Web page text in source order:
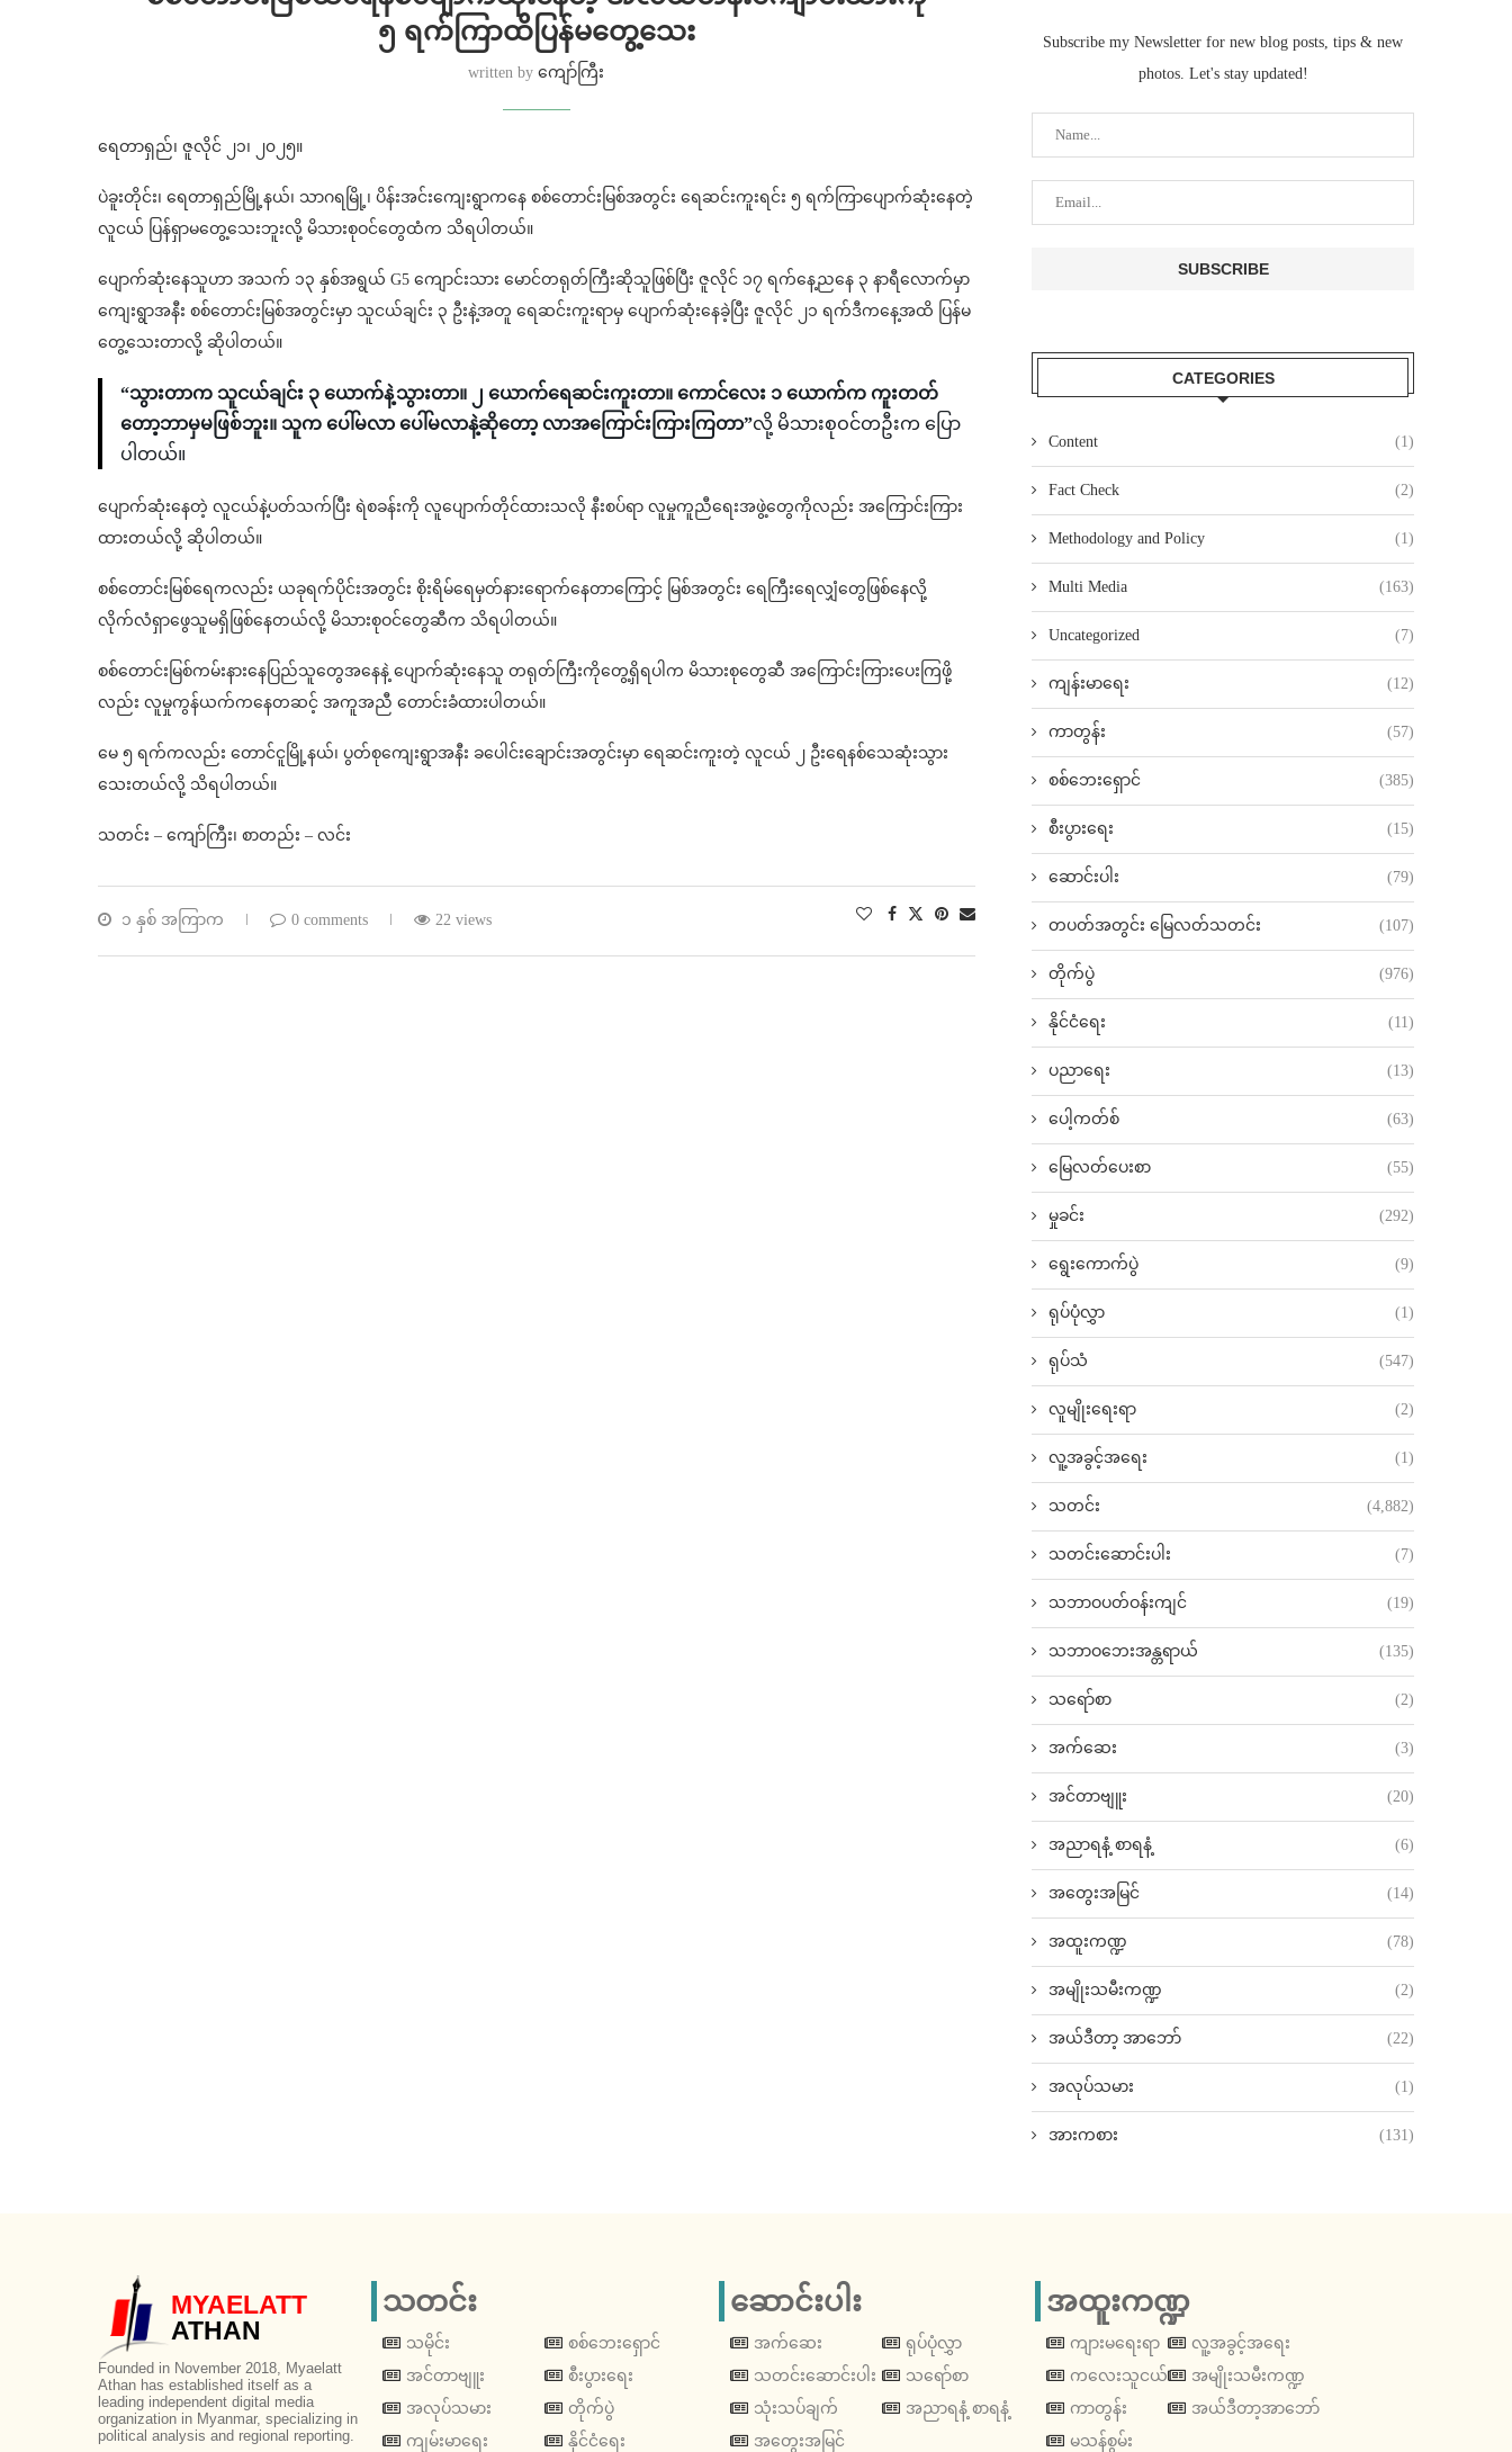
၅ ရက်ကြာထိပြန်မတွေ့သေး
written byကျော်ကြီး
ရေတာရှည်၊ ဇူလိုင် ၂၁၊ ၂၀၂၅။
ပဲခူးတိုင်း၊ ရေတာရှည်မြို့နယ်၊ သာဂရမြို့၊ ပိန်းအင်းကျေးရွာကနေ စစ်တောင်းမြစ်အတွင်း ရေဆင်းကူးရင်း ၅ ရက်ကြာပျောက်ဆုံးနေတဲ့
လူငယ် ပြန်ရှာမတွေ့သေးဘူးလို့ မိသားစုဝင်တွေထံက သိရပါတယ်။
ပျောက်ဆုံးနေသူဟာ အသက် ၁၃ နှစ်အရွယ် G5 ကျောင်းသား မောင်တရုတ်ကြီးဆိုသူဖြစ်ပြီး ဇူလိုင် ၁၇ ရက်နေ့ညနေ ၃ နာရီလောက်မှာ
ကျေးရွာအနီး စစ်တောင်းမြစ်အတွင်းမှာ သူငယ်ချင်း ၃ ဦးနဲ့အတူ ရေဆင်းကူးရာမှ ပျောက်ဆုံးနေခဲ့ပြီး ဇူလိုင် ၂၁ ရက်ဒီကနေ့အထိ ပြန်မ
တွေ့သေးတာလို့ ဆိုပါတယ်။
“သွားတာက သူငယ်ချင်း ၃ ယောက်နဲ့သွားတာ။ ၂ ယောက်ရေဆင်းကူးတာ။ ကောင်လေး ၁ ယောက်က ကူးတတ်
တော့ဘာမှမဖြစ်ဘူး။ သူက ပေါ်မလာ ပေါ်မလာနဲ့ဆိုတော့ လာအကြောင်းကြားကြတာ”လို့ မိသားစုဝင်တဦးက ပြော
ပါတယ်။
ပျောက်ဆုံးနေတဲ့ လူငယ်နဲ့ပတ်သက်ပြီး ရဲစခန်းကို လူပျောက်တိုင်ထားသလို နီးစပ်ရာ လူမှုကူညီရေးအဖွဲ့တွေကိုလည်း အကြောင်းကြား
ထားတယ်လို့ ဆိုပါတယ်။
စစ်တောင်းမြစ်ရေကလည်း ယခုရက်ပိုင်းအတွင်း စိုးရိမ်ရေမှတ်နားရောက်နေတာကြောင့် မြစ်အတွင်း ရေကြီးရေလျှံတွေဖြစ်နေလို့
လိုက်လံရှာဖွေသူမရှိဖြစ်နေတယ်လို့ မိသားစုဝင်တွေဆီက သိရပါတယ်။
စစ်တောင်းမြစ်ကမ်းနားနေပြည်သူတွေအနေနဲ့ ပျောက်ဆုံးနေသူ တရုတ်ကြီးကိုတွေ့ရှိရပါက မိသားစုတွေဆီ အကြောင်းကြားပေးကြဖို့
လည်း လူမှုကွန်ယက်ကနေတဆင့် အကူအညီ တောင်းခံထားပါတယ်။
မေ ၅ ရက်ကလည်း တောင်ငူမြို့နယ်၊ ပွတ်စုကျေးရွာအနီး ခပေါင်းချောင်းအတွင်းမှာ ရေဆင်းကူးတဲ့ လူငယ် ၂ ဦးရေနစ်သေဆုံးသွား
သေးတယ်လို့ သိရပါတယ်။
သတင်း – ကျော်ကြီး၊ စာတည်း – လင်း
၁ နှစ် အကြာက 0 comments 22 views
Subscribe my Newsletter for new blog posts, tips & new
photos. Let's stay updated!
CATEGORIES
Content (1)
Fact Check (2)
Methodology and Policy (1)
Multi Media (163)
Uncategorized (7)
ကျန်းမာရေး (12)
ကာတွန်း (57)
စစ်ဘေးရှောင် (385)
စီးပွားရေး (15)
ဆောင်းပါး (79)
တပတ်အတွင်း မြေလတ်သတင်း (107)
တိုက်ပွဲ (976)
နိုင်ငံရေး (11)
ပညာရေး (13)
ပေါ့ကတ်စ် (63)
မြေလတ်ပေးစာ (55)
မှုခင်း (292)
ရွေးကောက်ပွဲ (9)
ရုပ်ပုံလွှာ (1)
ရုပ်သံ (547)
လူမျိုးရေးရာ (2)
လူ့အခွင့်အရေး (1)
သတင်း (4,882)
သတင်းဆောင်းပါး (7)
သဘာဝပတ်ဝန်းကျင် (19)
သဘာဝဘေးအန္တရာယ် (135)
သရော်စာ (2)
အက်ဆေး (3)
အင်တာဗျူး (20)
အညာရနံ့ စာရနံ့ (6)
အတွေးအမြင် (14)
အထူးကဏ္ဍ (78)
အမျိုးသမီးကဏ္ဍ (2)
အယ်ဒီတာ့ အာဘော် (22)
အလုပ်သမား (1)
အားကစား (131)
MYAELATT
ATHAN
Founded in November 2018, Myaelatt
Athan has established itself as a
leading independent digital media
organization in Myanmar, specializing in
political analysis and regional reporting.
သတင်း
သမိုင်း
အင်တာဗျူး
အလုပ်သမား
ကျမ်းမာရေး
စစ်ဘေးရှောင်
စီးပွားရေး
တိုက်ပွဲ
နိုင်ငံရေး
ဆောင်းပါး
အက်ဆေး
သတင်းဆောင်းပါး
သုံးသပ်ချက်
အတွေးအမြင်
ရုပ်ပုံလွှာ
သရော်စာ
အညာရနံ့ စာရနံ့
အထူးကဏ္ဍ
ကျားမရေးရာ
ကလေးသူငယ်
ကာတွန်း
မသန်စွမ်း
လူ့အခွင့်အရေး
အမျိုးသမီးကဏ္ဍ
အယ်ဒီတာ့အာဘော်